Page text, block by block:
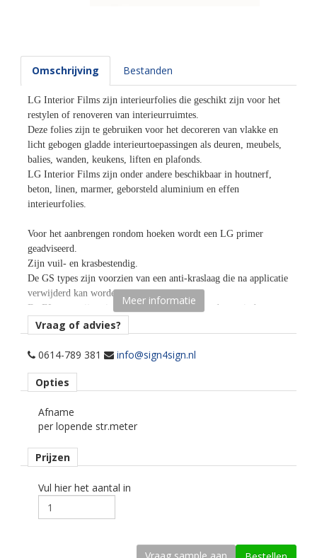
Omschrijving Bestanden
LG Interior Films zijn interieurfolies die geschikt zijn voor het
restylen of renoveren van interieurruimtes.
Deze folies zijn te gebruiken voor het decoreren van vlakke en
licht gebogen gladde interieurtoepassingen als deuren, meubels,
balies, wanden, keukens, liften en plafonds.
LG Interior Films zijn onder andere beschikbaar in houtnerf,
beton, linen, marmer, geborsteld aluminium en effen
interieurfolies.
Voor het aanbrengen rondom hoeken wordt een LG primer
geadviseerd.
Zijn vuil- en krasbestendig.
De GS types zijn voorzien van een anti-kraslaag die na applicatie
verwijderd kan worden.
De EL types zijn minder krasbestendig en daardoor minder
geschikt voor horizontale toepassingen.
Door de air free lijmtechnologie zijn luchtinsluitingen
gemakkelijk weg te rakelen en kan de folie snel en eenvoudig
122 cm cm.
per losse strekkende meter.
Materiaaltype
Meer informatie
Vraag of advies?
0614-789 381 info@sign4sign.nl
Opties
Afname
per lopende str.meter
Prijzen
Vul hier het aantal in